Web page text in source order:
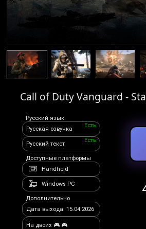
Call of Duty Vanguard -
Русский язык
Русская озвучка
Есть
Русский текст
Есть
Доступные платформы
Handheld
Windows PC
Дополнительно
Дата выхода: 15.04.2026
На двоих 🎮 🎮